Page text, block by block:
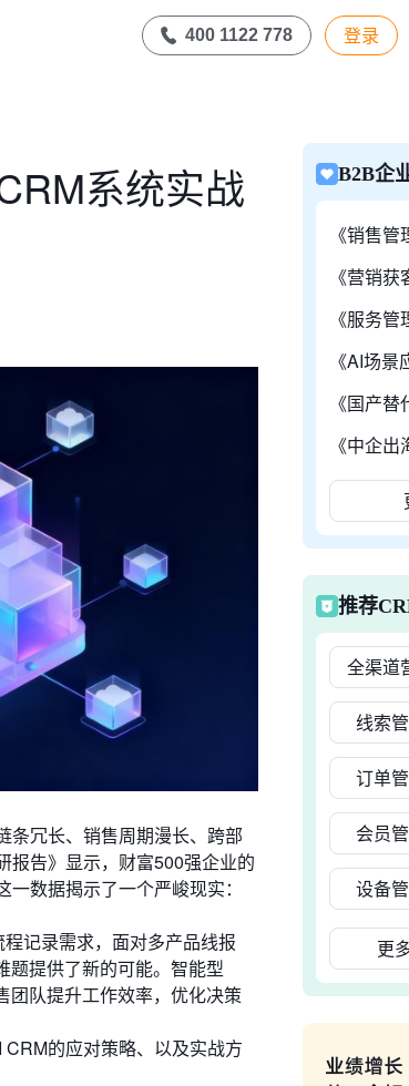
400 1122 778 登录
系统实战
条冗长、销售周期漫长、跨部
告》显示，财富500强企业的
数据揭示了一个严峻现实：
记录需求，面对多产品线报
题提供了新的可能。智能型
团队提升工作效率，优化决策
的应对策略、以及实战方
B2B企
《销售管
《营销获
《服务管
《AI场景
《国产替
《中企出
推荐
全渠道
线索
订单
会员
设备
更